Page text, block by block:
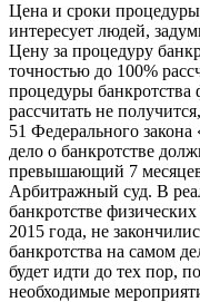
Цена и сроки
интересует людей,
Цену за процедуру
точностью до 100%
процедуры банкротства
рассчитать не
51 Федерального закона
дело о банкротстве
превышающий 7 месяцев
Арбитражный суд. В
банкротстве
2015 года, не
банкротства на самом
будет идти до тех пор,
необходимые